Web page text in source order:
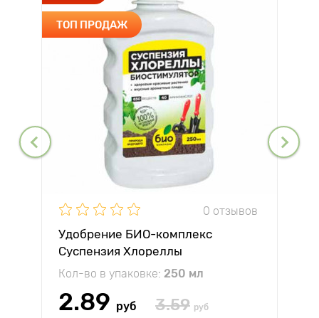
ТОП ПРОДАЖ
0 отзывов
Удобрение БИО-комплекс
Суспензия Хлореллы
Кол-во в упаковке: 250 мл
2.89 руб 3.59 руб